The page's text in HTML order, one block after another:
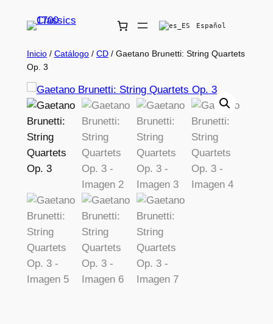
Español
Inicio/ Catálogo/ CD/ Gaetano Brunetti: String Quartets
Op. 3